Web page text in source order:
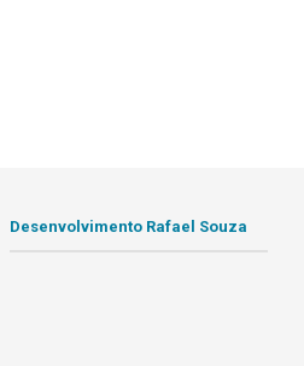
Desenvolvimento Rafael Souza